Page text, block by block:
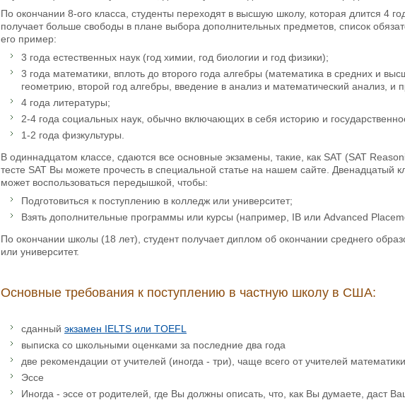
По окончании 8-ого класса, студенты переходят в высшую школу, которая длится 4
получает больше свободы в плане выбора дополнительных предметов, список
его пример:
3 года естественных наук (год химии, год биологии и год физики);
3 года математики, вплоть до второго года алгебры (математика в средних и
геометрию, второй год алгебры, введение в анализ и математический анализ, и
4 года литературы;
2-4 года социальных наук, обычно включающих в себя историю и
1-2 года физкультуры.
В одиннадцатом классе, сдаются все основные экзамены, такие, как SAT (SAT
тесте SAT Вы можете прочесть в специальной статье на нашем сайте. Двенадцатый
может воспользоваться передышкой, чтобы:
Подготовиться к поступлению в колледж или университет;
Взять дополнительные программы или курсы (например, IB или Advanced
По окончании школы (18 лет), студент получает диплом об окончании среднего
или университет.
Основные требования к поступлению в частную школу в США:
сданный экзамен IELTS или TOEFL
выписка со школьными оценками за последние два года
две рекомендации от учителей (иногда - три), чаще всего от учителей математики
Эссе
Иногда - эссе от родителей, где Вы должны описать, что, как Вы думаете, даст